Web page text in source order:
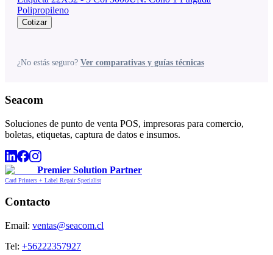
Polipropileno
Cotizar
¿No estás seguro? Ver comparativas y guías técnicas
Seacom
Soluciones de punto de venta POS, impresoras para comercio,
boletas, etiquetas, captura de datos e insumos.
Premier Solution Partner
Card Printers + Label Repair Specialist
Contacto
Email: ventas@seacom.cl
Tel: +56222357927